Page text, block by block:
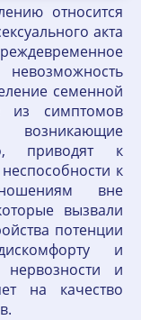
относится
акта
семенной
из симптомов
приводят к
к
вне
вызвали
потенции
и
нервозности и
на качество